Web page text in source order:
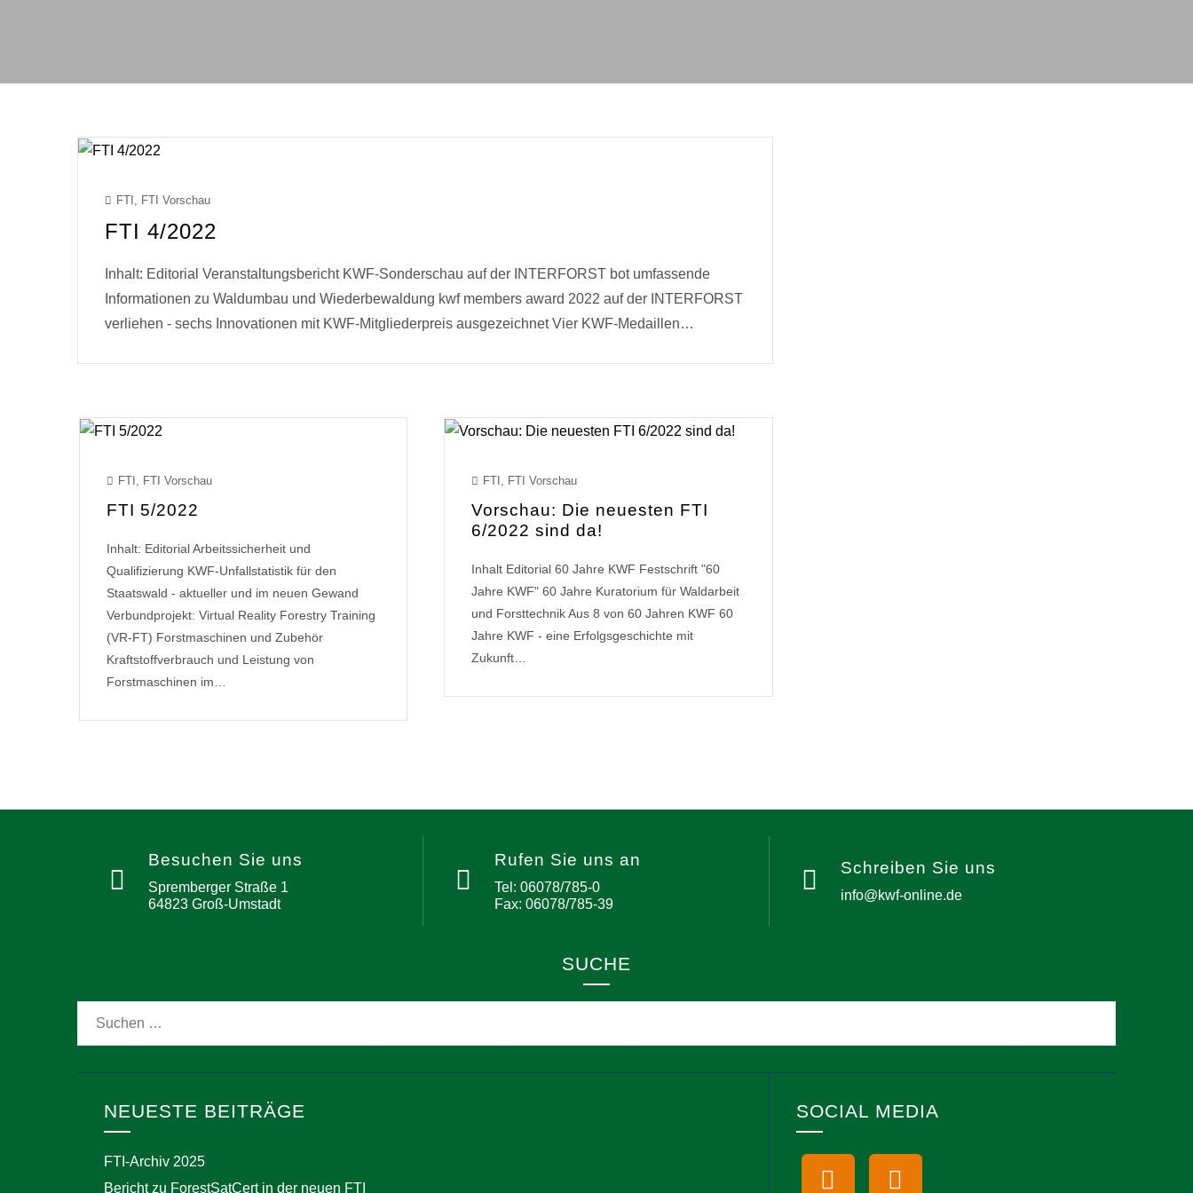
FTI FTI Vorschau
FTI 4/2022
Inhalt: Editorial Veranstaltungsbericht KWF-Sonderschau auf der INTERFORST bot umfassende
Informationen zu Waldumbau und Wiederbewaldung kwf members award 2022 auf der INTERFORST
verliehen - sechs Innovationen mit KWF-Mitgliederpreis ausgezeichnet Vier KWF-Medaillen…
FTI FTI Vorschau
FTI 5/2022
Inhalt: Editorial Arbeitssicherheit und
Qualifizierung KWF-Unfallstatistik für den
Staatswald - aktueller und im neuen Gewand
Verbundprojekt: Virtual Reality Forestry Training
(VR-FT) Forstmaschinen und Zubehör
Kraftstoffverbrauch und Leistung von
Forstmaschinen im…
FTI FTI Vorschau
Vorschau: Die neuesten FTI
6/2022 sind da!
Inhalt Editorial 60 Jahre KWF Festschrift "60
Jahre KWF" 60 Jahre Kuratorium für Waldarbeit
und Forsttechnik Aus 8 von 60 Jahren KWF 60
Jahre KWF - eine Erfolgsgeschichte mit
Zukunft…
Besuchen Sie uns
Spremberger Straße 1
64823 Groß-Umstadt
Rufen Sie uns an
Tel: 06078/785-0
Fax: 06078/785-39
Schreiben Sie uns
info@kwf-online.de
SUCHE
NEUESTE BEITRÄGE
FTI-Archiv 2025
Bericht zu ForestSatCert in der neuen FTI
SOCIAL MEDIA